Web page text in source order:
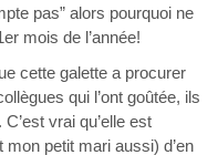
pas” alors pourquoi ne
mois de l’année!
cette galette a procurer
qui l’ont goûtée, ils
vrai qu’elle est
petit mari aussi) d’en